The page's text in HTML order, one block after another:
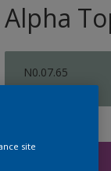
Alpha
N0.07.65
site